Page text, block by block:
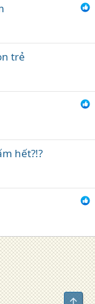
trẻ
hết?!?
Top